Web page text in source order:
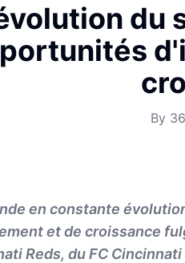
du
By
en constante
et de croissance
Reds, du FC